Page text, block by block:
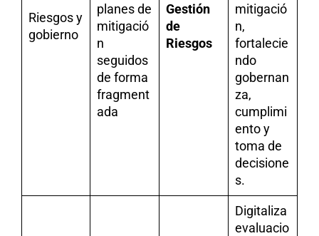
Riesgos y
gobierno
planes de
mitigació
n
seguidos
de forma
fragment
ada
Gestión
de
Riesgos
mitigació
n,
fortalecie
ndo
gobernan
za,
cumplimi
ento y
toma de
decisione
s.
Digitaliza
evaluacio